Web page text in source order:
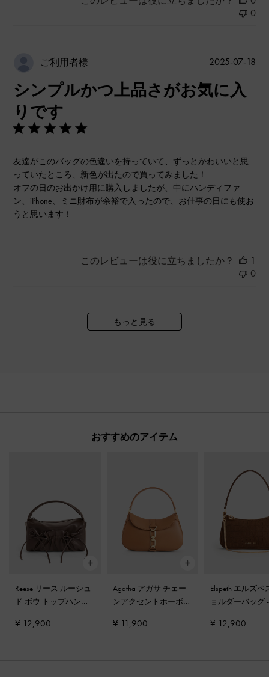
0
ご利用者様
シンプルかつ上品さがお気に入
りです
友達がこのバッグの色違いを持っていて、ずっとかわいいと思
っていたところ、新色が出たので買ってみました！
オフの日のお出かけ用に購入しましたが、中にハンディファ
ン、iPhone、ミニ財布が余裕で入ったので、お仕事の日にも使お
うと思います！
公
2025-07-18
このレビューは役に立ちましたか？
1
0
もっと見る
おすすめのアイテム
Reese リース ルーシュ
ド ボウ トップハンド
ソブラウン
¥ 12,900
Agatha アガサ チェー
ンアクセントホーボー
¥ 11,900
Elspeth エルズペ
ョルダーバッグ
¥ 12,900